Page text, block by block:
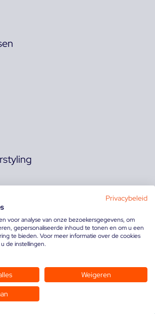
Privacybeleid
voor analyse van onze bezoekersgegevens, om
gepersonaliseerde inhoud te tonen en om u een
te bieden. Voor meer informatie over de cookies
de instellingen.
Weigeren